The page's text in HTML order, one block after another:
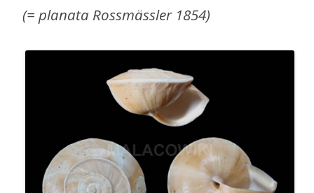
(= planata Rossmässler 1854)